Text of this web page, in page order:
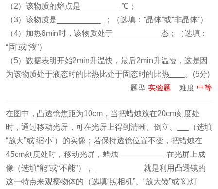
（2）该物质的熔点是_________ ℃；
（3）该物质是
；（选填：“晶体”或“非晶体”）
（4）加热6min时，该物质处于___________态；（选填：
“固”或“液”）
（5）数据表明开始2min升温快，最后2min升温慢，这是因
为该物质处于液态时的比热比处于固态时的比热
。(5分)
题型 实验题 难度 中等
在图中，凸透镜焦距为10cm，当把蜡烛放在20cm刻度处
时，通过移动光屏，可在光屏上得到清晰、倒立、
（选填
“放大”或“缩小”）的实像；若保持透镜位置不变，把蜡烛在
45cm刻度处时，移动光屏，蜡烛___________在光屏上成
像（选填“能”或“不能”）， ___________就是利用凸透镜的
这一特点来观察物体的（选填“照相机”、“放大镜”或“幻灯